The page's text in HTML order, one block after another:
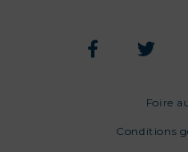
Foire
Conditions